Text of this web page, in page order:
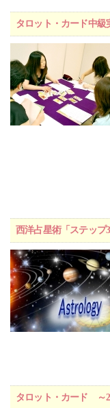
タロット・カード中
西洋占星術「ステッ
タロット・カード ～